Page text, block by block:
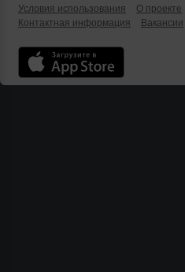
Условия использования
О проекте
Контактная информация
Вакансии